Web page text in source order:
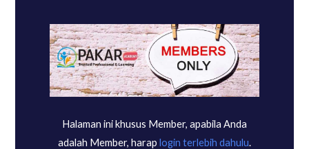
Halaman ini khusus Member, apabila Anda
adalah Member, harap login terlebih dahulu.